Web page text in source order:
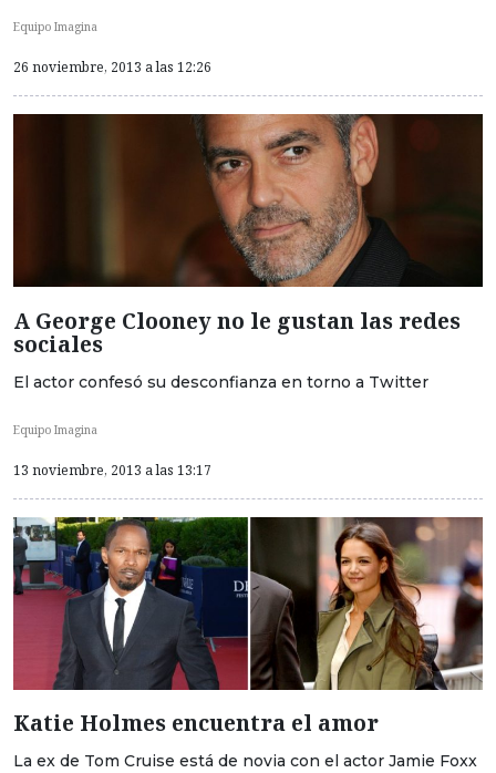
Equipo Imagina
26 noviembre, 2013 a las 12:26
A George Clooney no le gustan las redes
sociales
El actor confesó su desconfianza en torno a Twitter
Equipo Imagina
13 noviembre, 2013 a las 13:17
Katie Holmes encuentra el amor
La ex de Tom Cruise está de novia con el actor Jamie Foxx